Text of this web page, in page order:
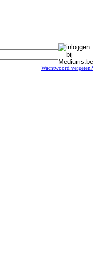
Wachtwoord vergeten?